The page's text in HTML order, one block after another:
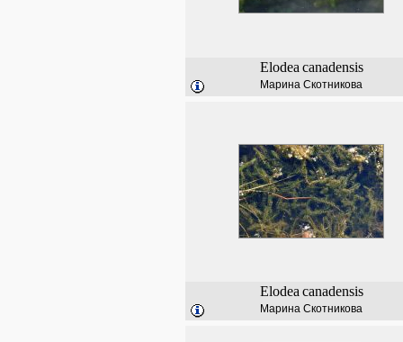
Elodea canadensis
Марина Скотникова
Elodea canadensis
Марина Скотникова